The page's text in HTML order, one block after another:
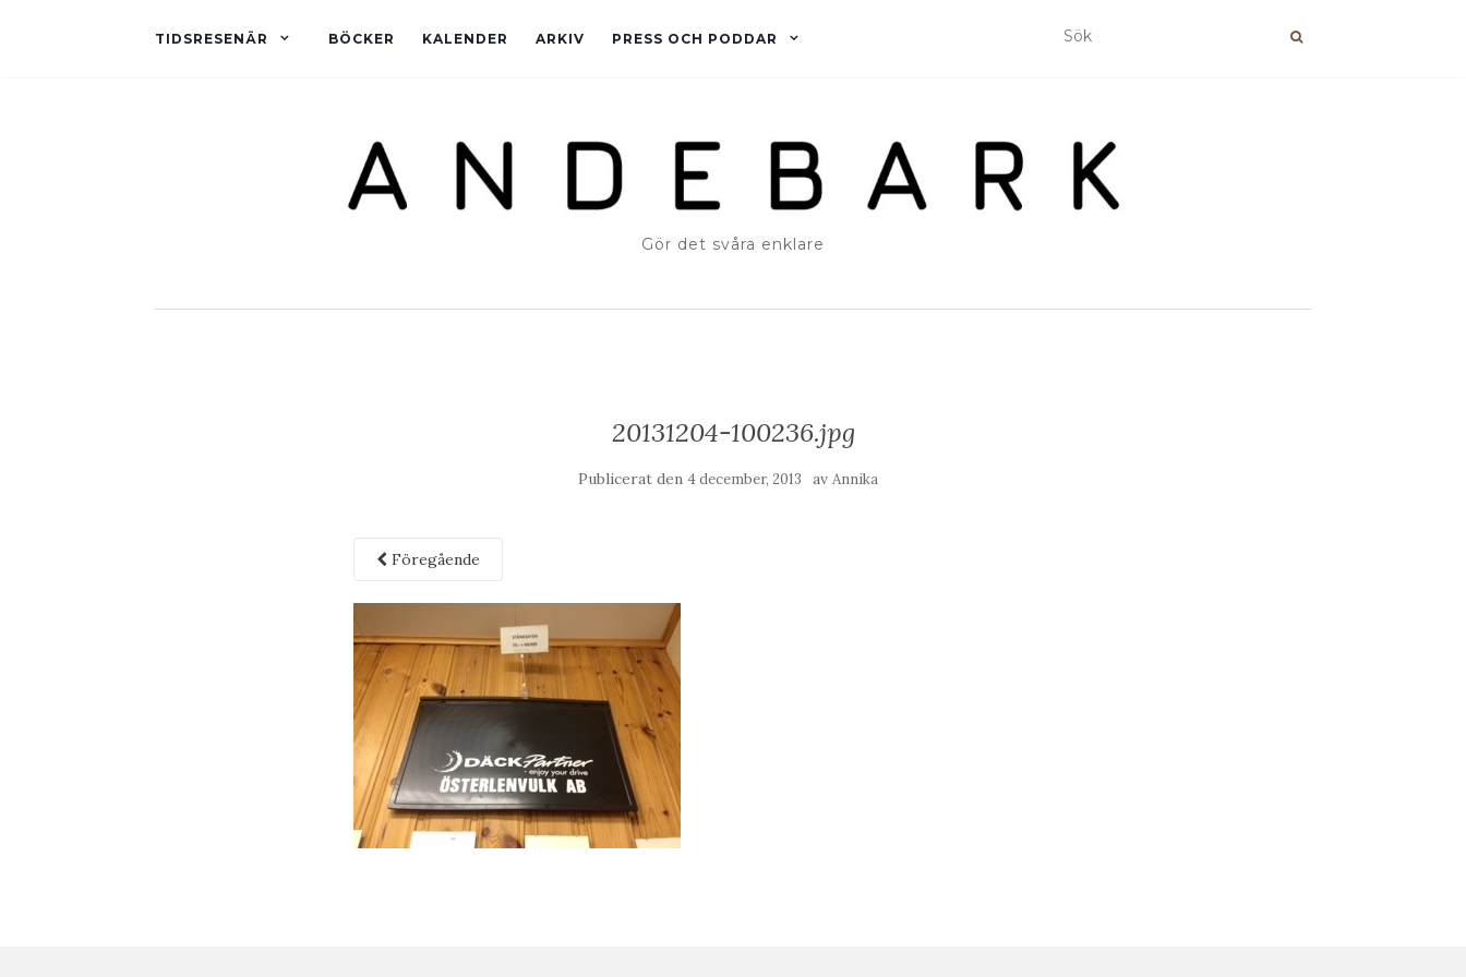
TIDSRESENÄR BÖCKER KALENDER ARKIV PRESS OCH PODDAR
Gör det svåra enklare
20131204-100236.jpg
Publicerat den 4 december, 2013 av Annika
Föregående